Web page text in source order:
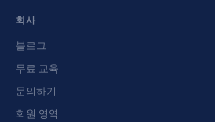
회사
블로그
무료 교육
문의하기
회원 영역